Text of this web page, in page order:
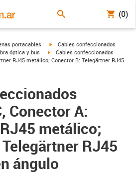
(0)
portacables igus-icon-arrow-right
Cables confeccionados
óptica y bus igus-icon-arrow-right
Cables confeccionados
RJ45 metálico; Conector B: Telegärtner RJ45
Conector A:
metálico;
RJ45
ángulo